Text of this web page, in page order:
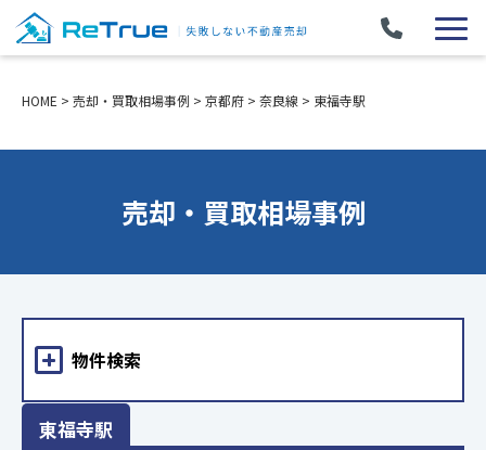
HOME > 売却・買取相場事例 > 京都府 > 奈良線 > 東福寺駅
売却・買取相場事例
東福寺駅
物件検索